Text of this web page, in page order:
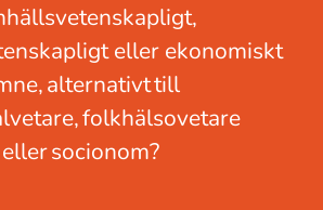
eller ekonomiskt
alternativt till
folkhälsovetare
eller socionom?